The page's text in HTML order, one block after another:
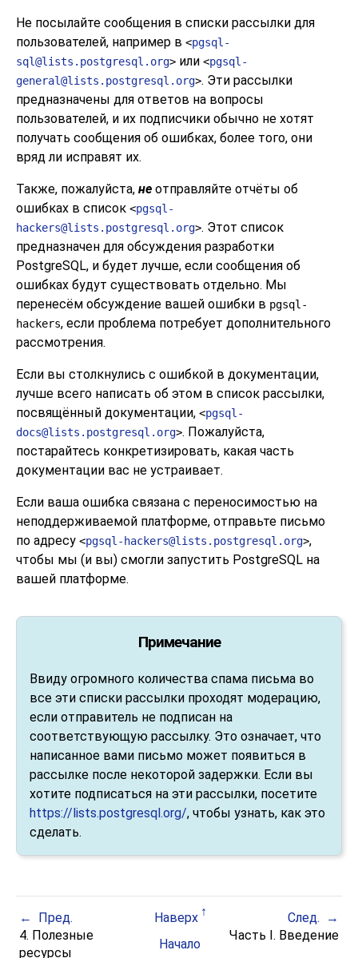
Не посылайте сообщения в списки рассылки для
пользователей, например в <pgsql-
sql@lists.postgresql.org> или <pgsql-
general@lists.postgresql.org>. Эти рассылки
предназначены для ответов на вопросы
пользователей, и их подписчики обычно не хотят
получать сообщения об ошибках, более того, они
вряд ли исправят их.
Также, пожалуйста, не отправляйте отчёты об
ошибках в список <pgsql-
hackers@lists.postgresql.org>. Этот список
предназначен для обсуждения разработки
PostgreSQL, и будет лучше, если сообщения об
ошибках будут существовать отдельно. Мы
перенесём обсуждение вашей ошибки в pgsql-
hackers, если проблема потребует дополнительного
рассмотрения.
Если вы столкнулись с ошибкой в документации,
лучше всего написать об этом в список рассылки,
посвящённый документации, <pgsql-
docs@lists.postgresql.org>. Пожалуйста,
постарайтесь конкретизировать, какая часть
документации вас не устраивает.
Если ваша ошибка связана с переносимостью на
неподдерживаемой платформе, отправьте письмо
по адресу <pgsql-hackers@lists.postgresql.org>,
чтобы мы (и вы) смогли запустить PostgreSQL на
вашей платформе.
Примечание
Ввиду огромного количества спама письма во
все эти списки рассылки проходят модерацию,
если отправитель не подписан на
соответствующую рассылку. Это означает, что
написанное вами письмо может появиться в
рассылке после некоторой задержки. Если вы
хотите подписаться на эти рассылки, посетите
https://lists.postgresql.org/, чтобы узнать, как это
сделать.
Пред. Наверх
След.
4. Полезные
ресурсы
Начало
Часть I. Введение